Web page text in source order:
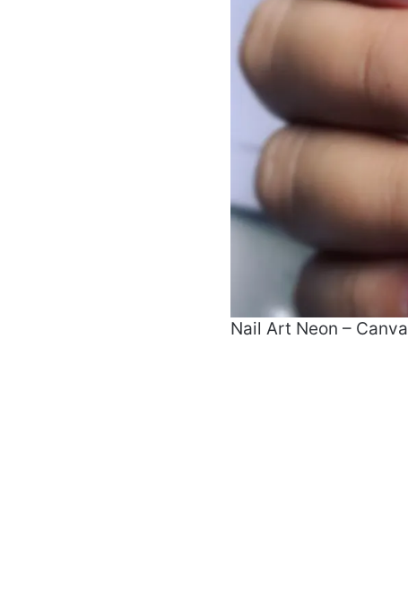
Nail Art Neon – Canva